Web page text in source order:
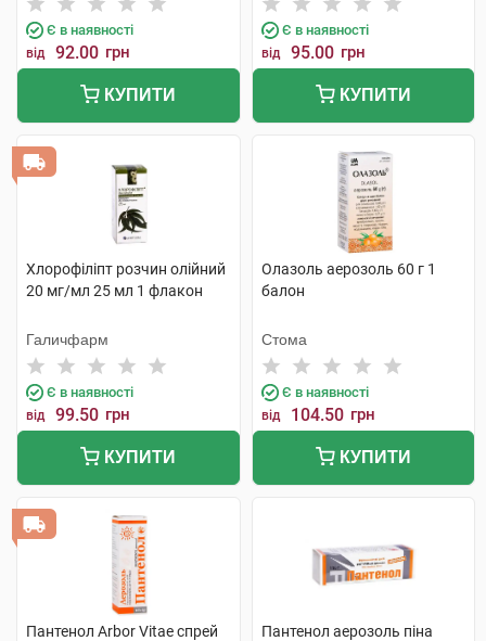
Є в наявності
від 92.00 грн
КУПИТИ
Є в наявності
від 95.00 грн
КУПИТИ
Хлорофіліпт розчин олійний
20 мг/мл 25 мл 1 флакон
Галичфарм
Є в наявності
від 99.50 грн
КУПИТИ
Олазоль аерозоль 60 г 1
балон
Стома
Є в наявності
від 104.50 грн
КУПИТИ
Пантенол Arbor Vitae спрей
Пантенол аерозоль піна